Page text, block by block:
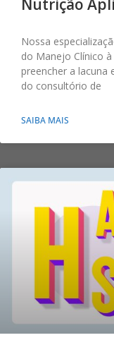
Nossa
do Manejo Clínico
preencher a lacuna
do consultório de
SAIBA MAIS